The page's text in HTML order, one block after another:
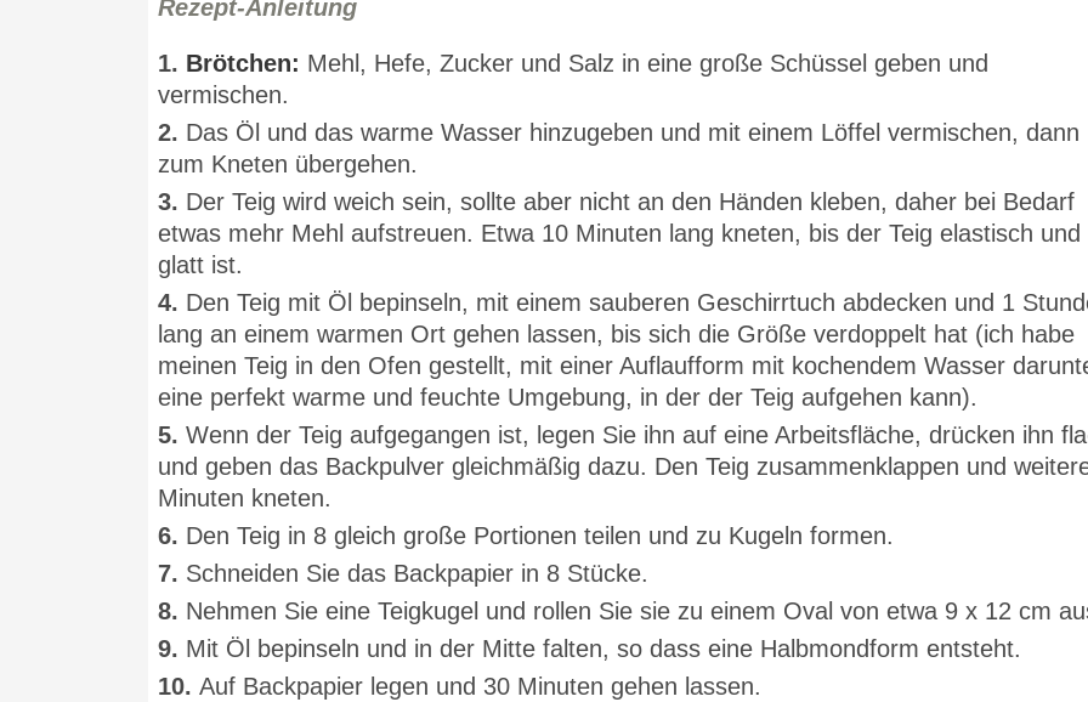
Rezept-Anleitung
1. Brötchen: Mehl, Hefe, Zucker und Salz in eine große Schüssel geben und
vermischen.
2. Das Öl und das warme Wasser hinzugeben und mit einem Löffel vermischen, dann
zum Kneten übergehen.
3. Der Teig wird weich sein, sollte aber nicht an den Händen kleben, daher bei Bedarf
etwas mehr Mehl aufstreuen. Etwa 10 Minuten lang kneten, bis der Teig elastisch und
glatt ist.
4. Den Teig mit Öl bepinseln, mit einem sauberen Geschirrtuch abdecken und 1
lang an einem warmen Ort gehen lassen, bis sich die Größe verdoppelt hat (ich habe
meinen Teig in den Ofen gestellt, mit einer Auflaufform mit kochendem Wasser
eine perfekt warme und feuchte Umgebung, in der der Teig aufgehen kann).
5. Wenn der Teig aufgegangen ist, legen Sie ihn auf eine Arbeitsfläche, drücken ihn
und geben das Backpulver gleichmäßig dazu. Den Teig zusammenklappen und
Minuten kneten.
6. Den Teig in 8 gleich große Portionen teilen und zu Kugeln formen.
7. Schneiden Sie das Backpapier in 8 Stücke.
8. Nehmen Sie eine Teigkugel und rollen Sie sie zu einem Oval von etwa 9 x 12 cm
9. Mit Öl bepinseln und in der Mitte falten, so dass eine Halbmondform entsteht.
10. Auf Backpapier legen und 30 Minuten gehen lassen.